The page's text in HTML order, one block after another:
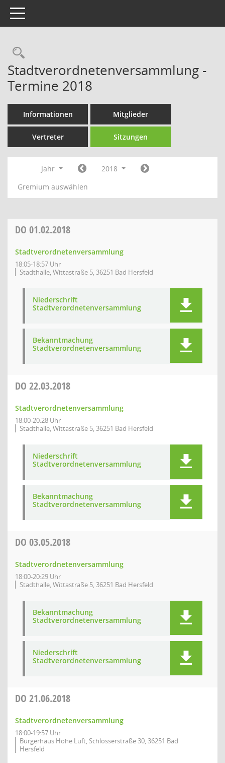
Toggle navigation
Rechercheauswahl
Stadtverordnetenversammlung -
Termine 2018
Informationen Mitglieder
Vertreter Sitzungen
Jahr
2018
Gremium auswählen
DO 01.02.2018
Stadtverordnetenversammlung
18:05-18:57 Uhr
Stadthalle, Wittastraße 5, 36251 Bad Hersfeld
Niederschrift
Stadtverordnetenversammlung
Bekanntmachung
Stadtverordnetenversammlung
DO 22.03.2018
Stadtverordnetenversammlung
18:00-20:28 Uhr
Stadthalle, Wittastraße 5, 36251 Bad Hersfeld
Niederschrift
Stadtverordnetenversammlung
Bekanntmachung
Stadtverordnetenversammlung
DO 03.05.2018
Stadtverordnetenversammlung
18:00-20:29 Uhr
Stadthalle, Wittastraße 5, 36251 Bad Hersfeld
Bekanntmachung
Stadtverordnetenversammlung
Niederschrift
Stadtverordnetenversammlung
DO 21.06.2018
Stadtverordnetenversammlung
18:00-19:57 Uhr
Bürgerhaus Hohe Luft, Schlosserstraße 30, 36251 Bad
Hersfeld